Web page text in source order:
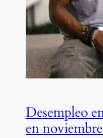
Desempleo
en